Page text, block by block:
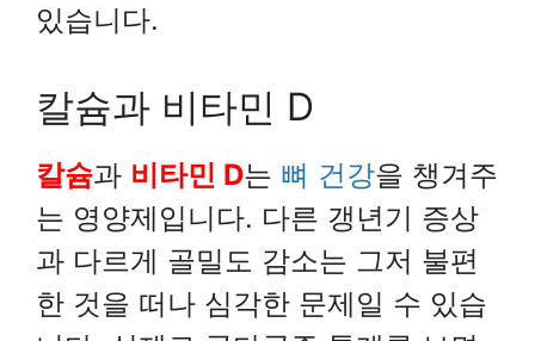
있습니다.
칼슘과 비타민 D
칼슘과 비타민 D는 뼈 건강을 챙겨주
는 영양제입니다. 다른 갱년기 증상
과 다르게 골밀도 감소는 그저 불편
한 것을 떠나 심각한 문제일 수 있습